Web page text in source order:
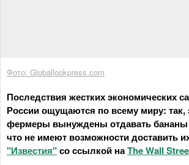
Фото: Globallookpress.com
Последствия жестких экономических
России ощущаются по всему миру: так,
фермеры вынуждены отдавать
что не имеют возможности доставить
"Известия"со ссылкой наThe Wall